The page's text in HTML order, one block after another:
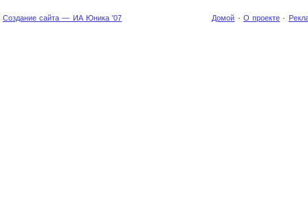
Создание сайта — ИА Юника '07 Домой · О проекте ·